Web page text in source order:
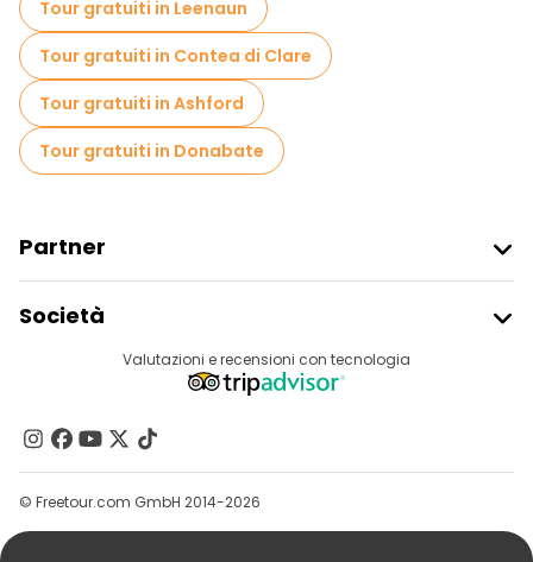
Tour di Natale in Dublino
Gite giornaliere gratuite a Dublino
Passeggiate notturne gratuite a Dublino
Tour gratuiti nelle vicinanze Dublin Castle
Tour gratuiti nelle vicinanze Trinity College Dublin
Tour gratuiti in Leenaun
Tour gratuiti in Contea di Clare
Tour gratuiti in Ashford
Tour gratuiti in Donabate
Partner
Accesso Del Fornitore
Programma Di Affiliazione
Società
Destinazioni
Contattaci
Gruppi
Aiuto
Valutazioni e recensioni con tecnologia
© Freetour.com GmbH 2014-2026